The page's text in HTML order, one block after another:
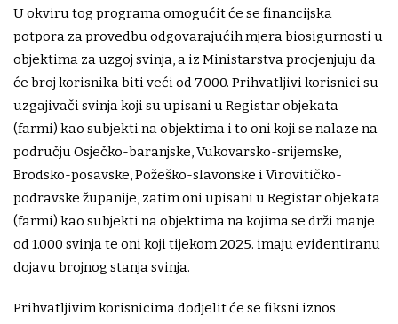
U okviru tog programa omogućit će se financijska
potpora za provedbu odgovarajućih mjera biosigurnosti u
objektima za uzgoj svinja, a iz Ministarstva procjenjuju da
će broj korisnika biti veći od 7.000. Prihvatljivi korisnici su
uzgajivači svinja koji su upisani u Registar objekata
(farmi) kao subjekti na objektima i to oni koji se nalaze na
području Osječko-baranjske, Vukovarsko-srijemske,
Brodsko-posavske, Požeško-slavonske i Virovitičko-
podravske županije, zatim oni upisani u Registar objekata
(farmi) kao subjekti na objektima na kojima se drži manje
od 1.000 svinja te oni koji tijekom 2025. imaju evidentiranu
dojavu brojnog stanja svinja.
Prihvatljivim korisnicima dodjelit će se fiksni iznos